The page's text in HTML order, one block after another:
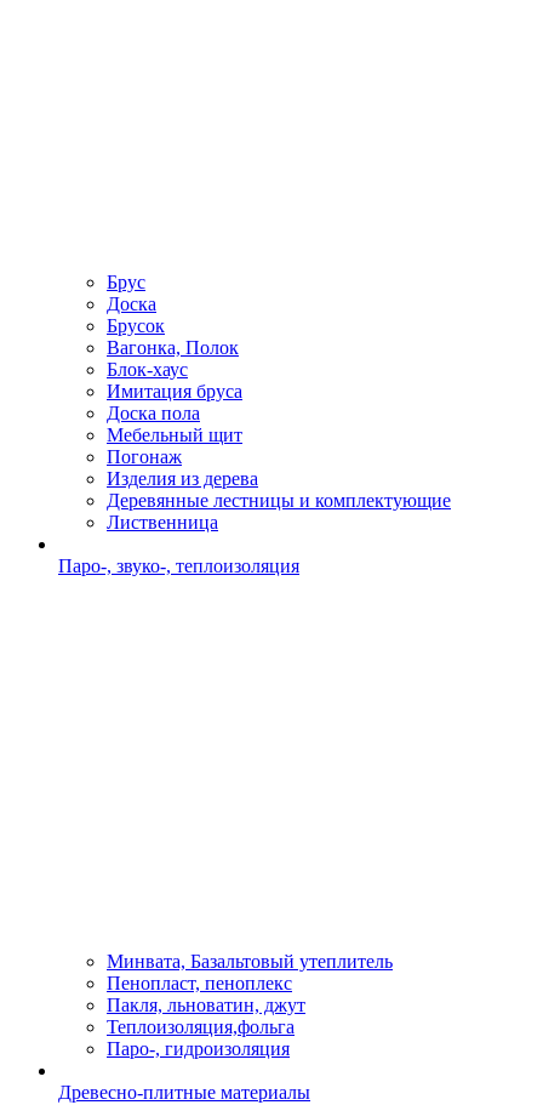
Брус
Доска
Брусок
Вагонка, Полок
Блок-хаус
Имитация бруса
Доска пола
Мебельный щит
Погонаж
Изделия из дерева
Деревянные лестницы и комплектующие
Лиственница
Паро-, звуко-, теплоизоляция
Минвата, Базальтовый утеплитель
Пенопласт, пеноплекс
Пакля, льноватин, джут
Теплоизоляция,фольга
Паро-, гидроизоляция
Древесно-плитные материалы